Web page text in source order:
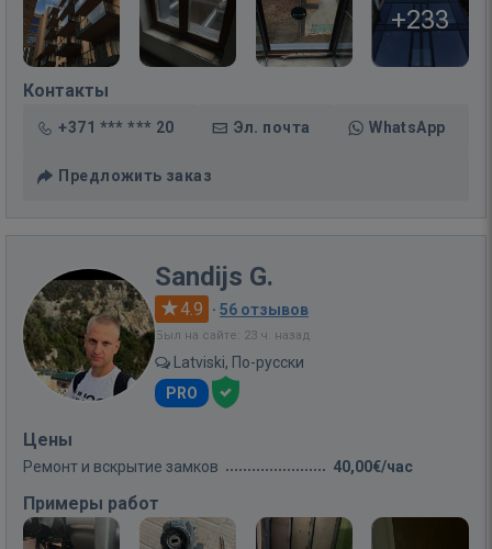
+233
Контакты
+371 *** *** 20 Эл. почта WhatsApp
Предложить заказ
Sandijs G.
4.9 · 56 отзывов
Был на сайте: 23 ч. назад
Latviski, По-русски
PRO
Цены
Ремонт и вскрытие замков 40,00€/час
Примеры работ